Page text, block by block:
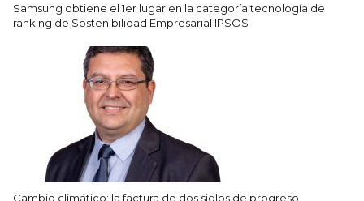
Samsung obtiene el 1er lugar en la categoría tecnología de
ranking de Sostenibilidad Empresarial IPSOS
Cambio climático: la factura de dos siglos de progreso